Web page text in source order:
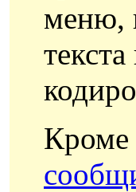
меню,
Кроме